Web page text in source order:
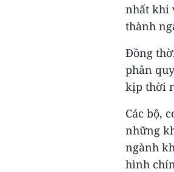
nhất khi
thành
Đồng
phân
kịp thời
Các bộ,
những
ngành
hình